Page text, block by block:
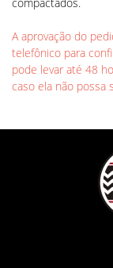
A aprovação do
telefônico para
pode levar até 48
caso ela não possa